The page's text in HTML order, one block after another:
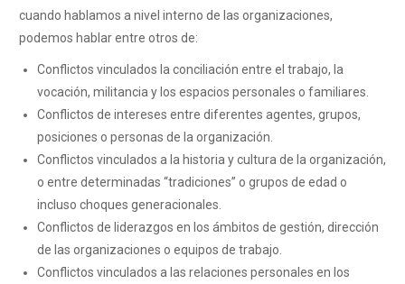
cuando hablamos a nivel interno de las organizaciones,
podemos hablar entre otros de:
Conflictos vinculados la conciliación entre el trabajo, la
vocación, militancia y los espacios personales o familiares.
Conflictos de intereses entre diferentes agentes, grupos,
posiciones o personas de la organización.
Conflictos vinculados a la historia y cultura de la organización,
o entre determinadas “tradiciones” o grupos de edad o
incluso choques generacionales.
Conflictos de liderazgos en los ámbitos de gestión, dirección
de las organizaciones o equipos de trabajo.
Conflictos vinculados a las relaciones personales en los